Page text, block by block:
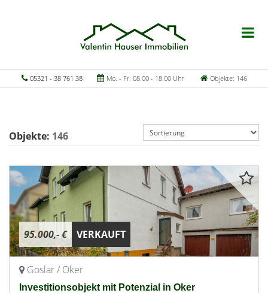
05321 - 38 761 38 Mo. - Fr. 08.00 - 18.00 Uhr Objekte: 146
Objekte: 146
95.000,- € VERKAUFT
Goslar / Oker
Investitionsobjekt mit Potenzial in Oker